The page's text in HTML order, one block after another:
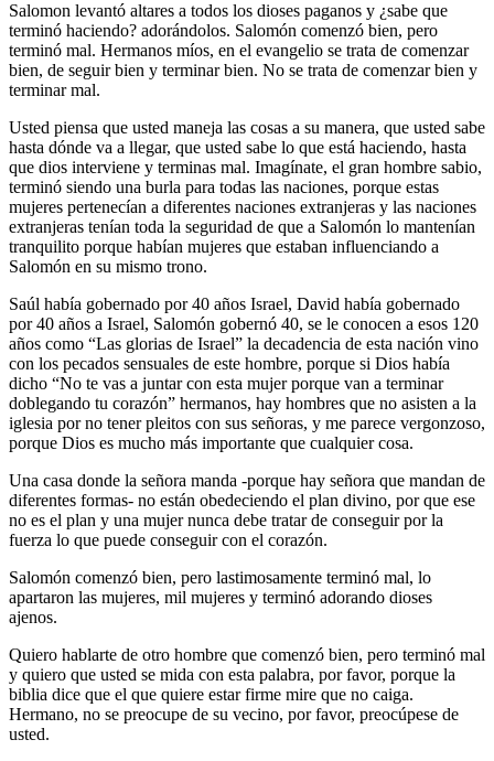
Salomon levantó altares a todos los dioses paganos y ¿sabe que
terminó haciendo? adorándolos. Salomón comenzó bien, pero
terminó mal. Hermanos míos, en el evangelio se trata de comenzar
bien, de seguir bien y terminar bien. No se trata de comenzar bien y
terminar mal.
Usted piensa que usted maneja las cosas a su manera, que usted sabe
hasta dónde va a llegar, que usted sabe lo que está haciendo, hasta
que dios interviene y terminas mal. Imagínate, el gran hombre sabio,
terminó siendo una burla para todas las naciones, porque estas
mujeres pertenecían a diferentes naciones extranjeras y las naciones
extranjeras tenían toda la seguridad de que a Salomón lo mantenían
tranquilito porque habían mujeres que estaban influenciando a
Salomón en su mismo trono.
Saúl había gobernado por 40 años Israel, David había gobernado
por 40 años a Israel, Salomón gobernó 40, se le conocen a esos 120
años como “Las glorias de Israel” la decadencia de esta nación vino
con los pecados sensuales de este hombre, porque si Dios había
dicho “No te vas a juntar con esta mujer porque van a terminar
doblegando tu corazón” hermanos, hay hombres que no asisten a la
iglesia por no tener pleitos con sus señoras, y me parece vergonzoso,
porque Dios es mucho más importante que cualquier cosa.
Una casa donde la señora manda -porque hay señora que mandan de
diferentes formas- no están obedeciendo el plan divino, por que ese
no es el plan y una mujer nunca debe tratar de conseguir por la
fuerza lo que puede conseguir con el corazón.
Salomón comenzó bien, pero lastimosamente terminó mal, lo
apartaron las mujeres, mil mujeres y terminó adorando dioses
ajenos.
Quiero hablarte de otro hombre que comenzó bien, pero terminó mal
y quiero que usted se mida con esta palabra, por favor, porque la
biblia dice que el que quiere estar firme mire que no caiga.
Hermano, no se preocupe de su vecino, por favor, preocúpese de
usted.